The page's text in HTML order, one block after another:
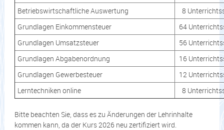
Betriebswirtschaftliche Auswertung
8
Grundlagen Einkommensteuer
64
Grundlagen Umsatzsteuer
56
Grundlagen Abgabenordnung
16
Grundlagen Gewerbesteuer
12
Lerntechniken online
8
Bitte beachten Sie, dass es zu Änderungen der Lehrinhalte
kommen kann, da der Kurs 2026 neu zertifiziert wird.